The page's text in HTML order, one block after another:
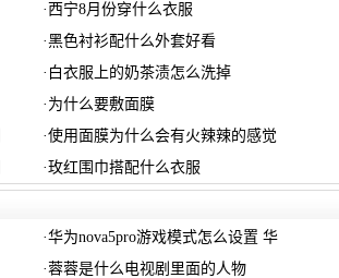
· 西宁8月份穿什么衣服
·黑色衬衫配什么外套好看
· 白衣服上的奶茶渍怎么洗掉
· 为什么要敷面膜
·使用面膜为什么会有火辣辣的感觉
·玫红围巾搭配什么衣服
·华为nova5pro游戏模式怎么设置 华
·蓉蓉是什么电视剧里面的人物